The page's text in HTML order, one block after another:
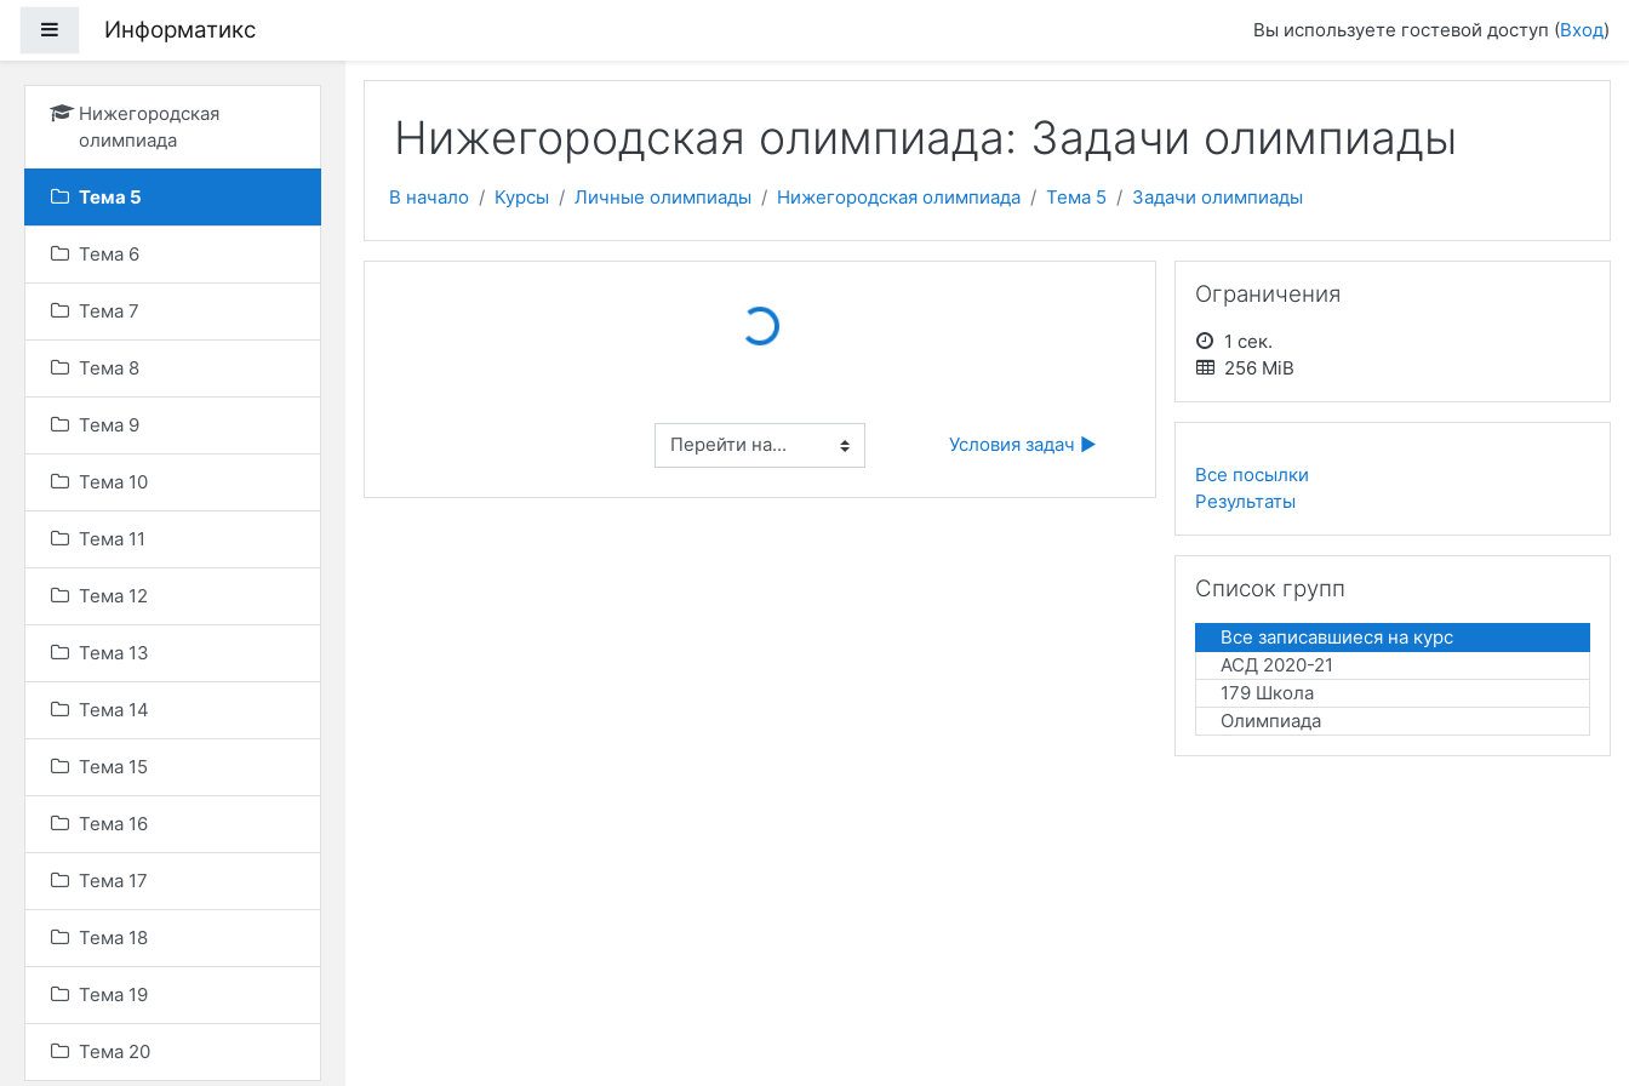
Боковая панель
Информатикс Вы используете гостевой доступ (Вход)
Нижегородская
олимпиада
Тема 5
Тема 6
Тема 7
Тема 8
Тема 9
Тема 10
Тема 11
Тема 12
Тема 13
Тема 14
Тема 15
Тема 16
Тема 17
Тема 18
Тема 19
Тема 20
Нижегородская олимпиада: Задачи олимпиады
В начало Курсы Личные олимпиады Нижегородская олимпиада Тема 5 Задачи олимпиады
Loading...
Перейти на... Условия задач ▶︎
Ограничения
1 сек.
256 MiB
Все посылки
Результаты
Список групп
Все записавшиеся на курс
АСД 2020-21
179 Школа
Олимпиада